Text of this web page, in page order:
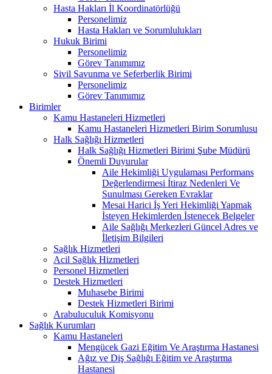
Hasta Hakları İl Koordinatörlüğü
Personelimiz
Hasta Hakları ve Sorumlulukları
Hukuk Birimi
Personelimiz
Görev Tanımımız
Sivil Savunma ve Seferberlik Birimi
Personelimiz
Görev Tanımımız
Birimler
Kamu Hastaneleri Hizmetleri
Kamu Hastaneleri Hizmetleri Birim Sorumlusu
Halk Sağlığı Hizmetleri
Halk Sağlığı Hizmetleri Birimi Şube Müdürü
Önemli Duyurular
Aile Hekimliği Uygulaması Performans
Değerlendirmesi İtiraz Nedenleri Ve
Sunulması Gereken Evraklar
Mesai Harici İş Yeri Hekimliği Yapmak
İsteyen Hekimlerden İstenecek Belgeler
Aile Sağlığı Merkezleri Güncel Adres ve
İletişim Bilgileri
Sağlık Hizmetleri
Acil Sağlık Hizmetleri
Personel Hizmetleri
Destek Hizmetleri
Muhasebe Birimi
Destek Hizmetleri Birimi
Arabuluculuk Komisyonu
Sağlık Kurumları
Kamu Hastaneleri
Mengücek Gazi Eğitim Ve Araştırma Hastanesi
Ağız ve Diş Sağlığı Eğitim ve Araştırma
Hastanesi